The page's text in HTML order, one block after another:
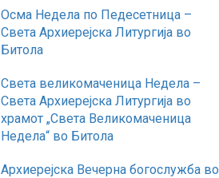
Осма Недела по Педесетница –
Света Архиерејска Литургија во
Битола
Света великомаченица Недела –
Света Архиерејска Литургија во
храмот „Света Великомаченица
Недела“ во Битола
Архиерејска Вечерна богослужба во